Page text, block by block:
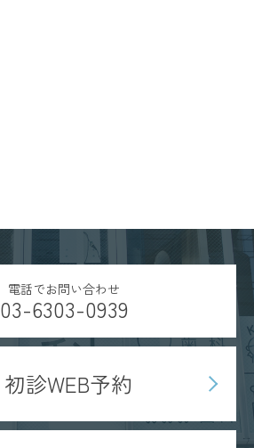
電話でお問い合わせ
03-6303-0939
初診WEB予約